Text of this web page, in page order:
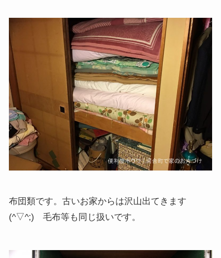
布団類です。古いお家からは沢山出てきます
(^▽^;) 毛布等も同じ扱いです。